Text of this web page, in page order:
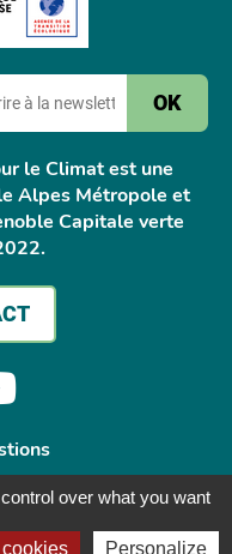
le Climat est une
Alpes Métropole et
Capitale verte
Youtube
over what you want
Personalize